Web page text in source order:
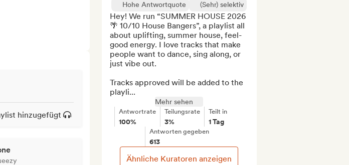
hinzugefügt
Hohe Antwortquote
(Sehr) selektiv
Hey! We run “SUMMER HOUSE 2026
🌴 10/10 House Bangers”, a playlist all
about uplifting, summer house, feel-
good energy. I love tracks that make
people want to dance, sing along, or
just vibe out.
Tracks approved will be added to the
playli...
Mehr sehen
Antwortrate
100%
Teilungsrate
3%
Teilt in
1 Tag
Antworten gegeben
613
Ähnliche Kuratoren anzeigen